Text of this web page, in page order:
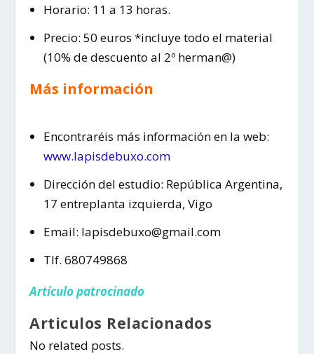
Horario: 11 a 13 horas.
Precio: 50 euros *incluye todo el material
(10% de descuento al 2º herman@)
Más información
Encontraréis más información en la web:
www.lapisdebuxo.com
Dirección del estudio: República Argentina,
17 entreplanta izquierda, Vigo
Email: lapisdebuxo@gmail.com
Tlf. 680749868
Artículo patrocinado
Articulos Relacionados
No related posts.